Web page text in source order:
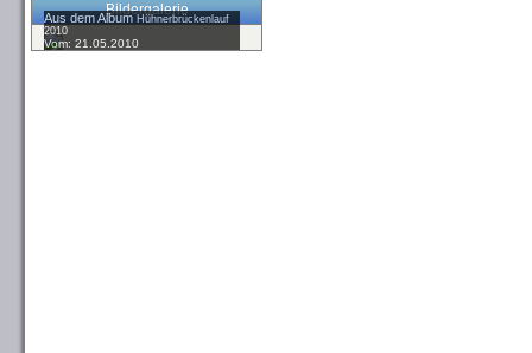
Bildergalerie
Aus dem AlbumHühnerbrückenlauf
2010
Vom: 21.05.2010